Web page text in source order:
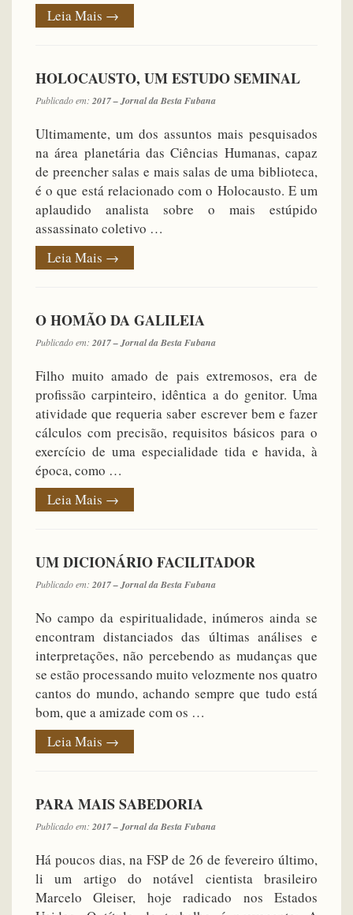
Leia Mais →
HOLOCAUSTO, UM ESTUDO SEMINAL
Publicado em: 2017 – Jornal da Besta Fubana
Ultimamente, um dos assuntos mais pesquisados
na área planetária das Ciências Humanas, capaz
de preencher salas e mais salas de uma biblioteca,
é o que está relacionado com o Holocausto. E um
aplaudido analista sobre o mais estúpido
assassinato coletivo …
Leia Mais →
O HOMÃO DA GALILEIA
Publicado em: 2017 – Jornal da Besta Fubana
Filho muito amado de pais extremosos, era de
profissão carpinteiro, idêntica a do genitor. Uma
atividade que requeria saber escrever bem e fazer
cálculos com precisão, requisitos básicos para o
exercício de uma especialidade tida e havida, à
época, como …
Leia Mais →
UM DICIONÁRIO FACILITADOR
Publicado em: 2017 – Jornal da Besta Fubana
No campo da espiritualidade, inúmeros ainda se
encontram distanciados das últimas análises e
interpretações, não percebendo as mudanças que
se estão processando muito velozmente nos quatro
cantos do mundo, achando sempre que tudo está
bom, que a amizade com os …
Leia Mais →
PARA MAIS SABEDORIA
Publicado em: 2017 – Jornal da Besta Fubana
Há poucos dias, na FSP de 26 de fevereiro último,
li um artigo do notável cientista brasileiro
Marcelo Gleiser, hoje radicado nos Estados